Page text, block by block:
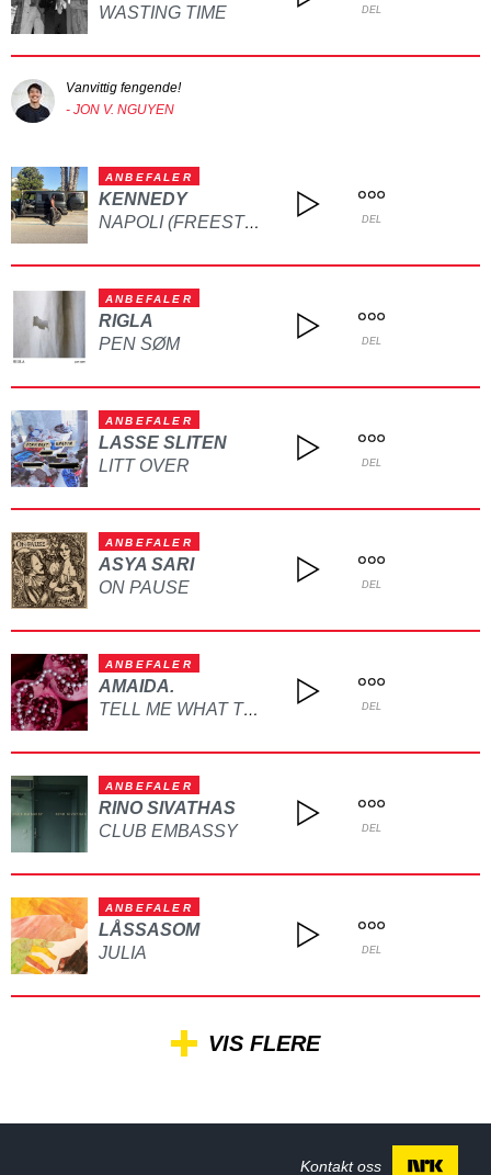
WASTING TIME
DEL
Vanvittig fengende!
- JON V. NGUYEN
ANBEFALER
KENNEDY
NAPOLI (FREESTYLE) DEL
ANBEFALER
RIGLA
PEN SØM
DEL
ANBEFALER
LASSE SLITEN
LITT OVER
DEL
ANBEFALER
ASYA SARI
ON PAUSE
DEL
ANBEFALER
AMAIDA.
TELL ME WHAT TO DO DEL
ANBEFALER
RINO SIVATHAS
CLUB EMBASSY
DEL
ANBEFALER
LÅSSASOM
JULIA
DEL
VIS FLERE
Kontakt oss